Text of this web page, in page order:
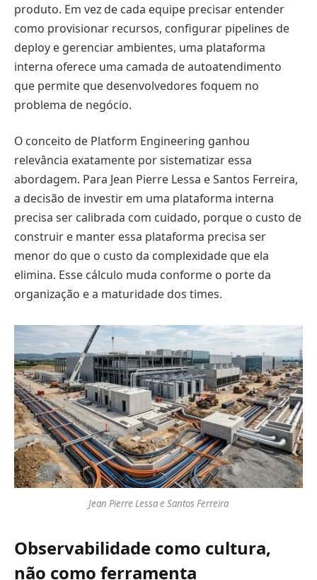
produto. Em vez de cada equipe precisar entender
como provisionar recursos, configurar pipelines de
deploy e gerenciar ambientes, uma plataforma
interna oferece uma camada de autoatendimento
que permite que desenvolvedores foquem no
problema de negócio.
O conceito de Platform Engineering ganhou
relevância exatamente por sistematizar essa
abordagem. Para Jean Pierre Lessa e Santos Ferreira,
a decisão de investir em uma plataforma interna
precisa ser calibrada com cuidado, porque o custo de
construir e manter essa plataforma precisa ser
menor do que o custo da complexidade que ela
elimina. Esse cálculo muda conforme o porte da
organização e a maturidade dos times.
Jean Pierre Lessa e Santos Ferreira
Observabilidade como cultura,
não como ferramenta